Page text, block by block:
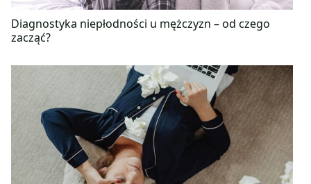
Diagnostyka niepłodności u mężczyzn – od czego
zacząć?